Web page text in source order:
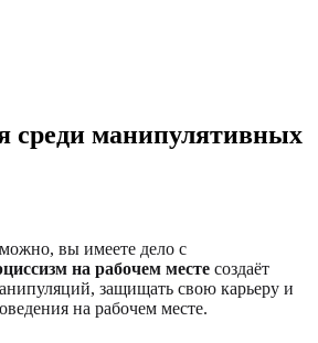
среди манипулятивных
вы имеете дело с
на рабочем месте создаёт
защищать свою карьеру и
на рабочем месте.